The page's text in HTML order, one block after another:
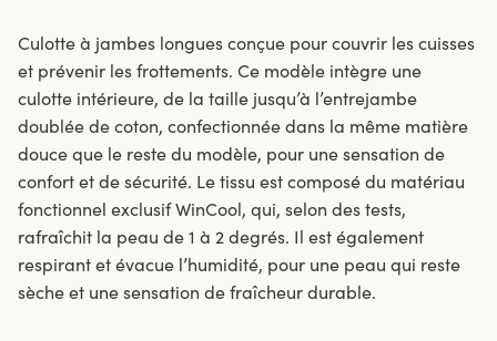
Culotte à jambes longues conçue pour couvrir les cuisses
et prévenir les frottements. Ce modèle intègre une
culotte intérieure, de la taille jusqu’à l’entrejambe
doublée de coton, confectionnée dans la même matière
douce que le reste du modèle, pour une sensation de
confort et de sécurité. Le tissu est composé du matériau
fonctionnel exclusif WinCool, qui, selon des tests,
rafraîchit la peau de 1 à 2 degrés. Il est également
respirant et évacue l’humidité, pour une peau qui reste
sèche et une sensation de fraîcheur durable.